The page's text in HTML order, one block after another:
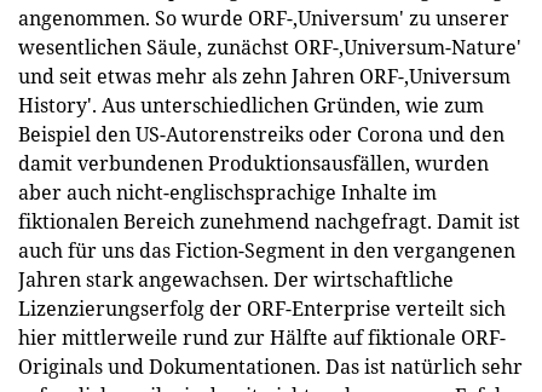
angenommen. So wurde ORF-‚Universum' zu unserer
wesentlichen Säule, zunächst ORF-‚Universum-Nature'
und seit etwas mehr als zehn Jahren ORF-‚Universum
History'. Aus unterschiedlichen Gründen, wie zum
Beispiel den US-Autorenstreiks oder Corona und den
damit verbundenen Produktionsausfällen, wurden
aber auch nicht-englischsprachige Inhalte im
fiktionalen Bereich zunehmend nachgefragt. Damit ist
auch für uns das Fiction-Segment in den vergangenen
Jahren stark angewachsen. Der wirtschaftliche
Lizenzierungserfolg der ORF-Enterprise verteilt sich
hier mittlerweile rund zur Hälfte auf fiktionale ORF-
Originals und Dokumentationen. Das ist natürlich sehr